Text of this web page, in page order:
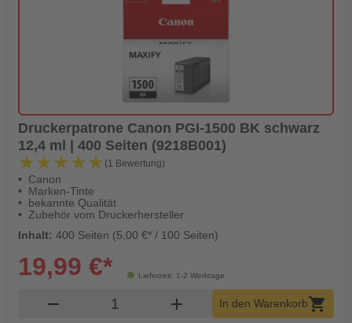
Druckerpatrone Canon PGI-1500 BK schwarz
12,4 ml | 400 Seiten (9218B001)
★★★★★
★★★★★ (1 Bewertung)
Canon
Marken-Tinte
bekannte Qualität
Zubehör vom Druckerhersteller
Inhalt: 400 Seiten (5,00 €* / 100 Seiten)
Lieferzeit: 1-2 Werktage
19,99 €*
remove Produkt Warenkorb Menge
add In den Warenkorbshopping_cart